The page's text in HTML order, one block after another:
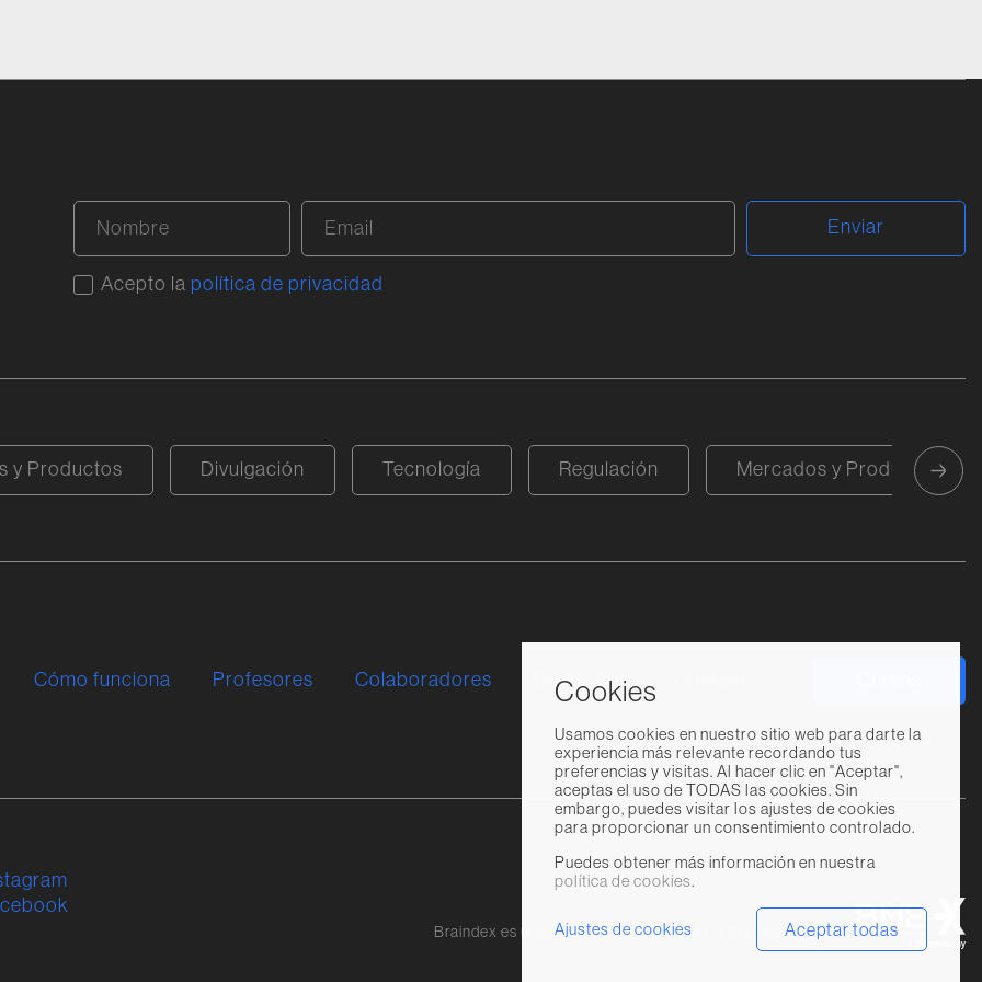
Acepto la política de privacidad
y Productos Divulgación Tecnología Regulación Mercados y Productos
Cómo funciona Profesores Colaboradores Brain Food
Braindex es una marca del grupo BME / A SIX Company
Cookies
Usamos cookies en nuestro sitio web para darte la
experiencia más relevante recordando tus
preferencias y visitas. Al hacer clic en "Aceptar",
aceptas el uso de TODAS las cookies. Sin
embargo, puedes visitar los ajustes de cookies
para proporcionar un consentimiento controlado.
Puedes obtener más información en nuestra
política de cookies.
Ajustes de cookies Aceptar todas